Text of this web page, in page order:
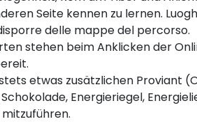
Seite kennen zu lernen.
delle mappe del percorso.
stehen beim Anklicken der
etwas zusätzlichen Proviant
Energieriegel,